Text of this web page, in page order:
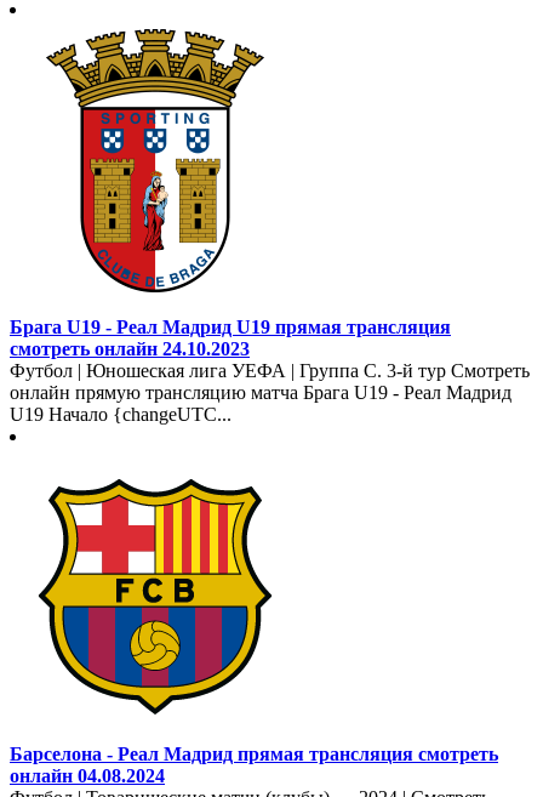
Брага U19 - Реал Мадрид U19 прямая трансляция
смотреть онлайн 24.10.2023
Футбол | Юношеская лига УЕФА | Группа C. 3-й тур Смотреть
онлайн прямую трансляцию матча Брага U19 - Реал Мадрид
U19 Начало {changeUTC...
Барселона - Реал Мадрид прямая трансляция смотреть
онлайн 04.08.2024